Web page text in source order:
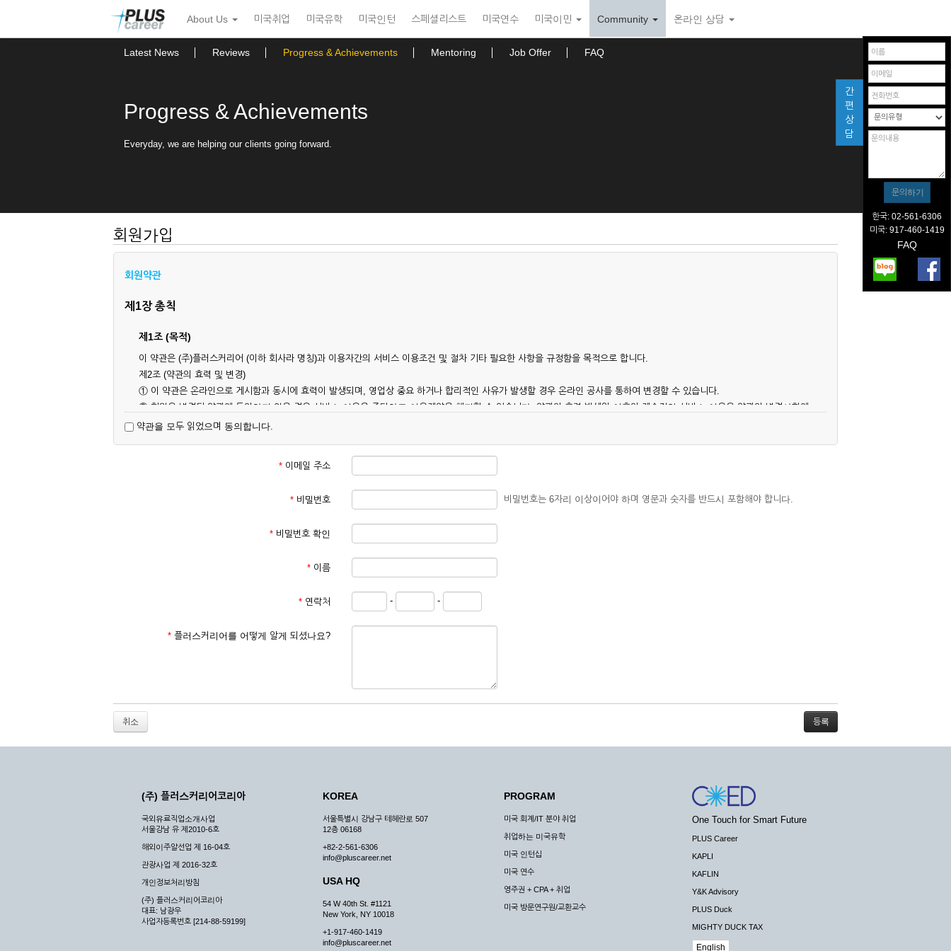
뉴
토
About Us 미국취업 미국유학 미국인턴 스페셜리스트 미국연수 미국이민 Community 온라인 상담
Latest News Reviews Progress & Achievements Mentoring Job Offer FAQ
Progress & Achievements
Everyday, we are helping our clients going forward.
회원가입
회원약관
제1장 총칙
제1조 (목적)
이 약관은 (주)플러스커리어 (이하 회사라 명칭)과 이용자간의 서비스 이용조건 및 절차 기타 필요한 사항을 규정함을 목적으로 합니다.
제2조 (약관의 효력 및 변경)
① 이 약관은 온라인으로 게시함과 동시에 효력이 발생되며, 영업상 중요 하거나 합리적인 사유가 발생할 경우 온라인 공사를 통하여 변경할 수 있습니다.
② 회원은 변경된 약관에 동의하지 않을 경우 서비스 이용을 중단하고 이용계약을 해지할 수 있습니다. 약관의 효력 발생일 이후의 계속적인 서비스 이용은 약관의 변경사항에
대해 동의한 것으로 간주됩니다.
제3조 (약관의 외 준칙)
이 약관에 명시되지 않은 사항은 회사의 공지, 이용안내 및 기타 관계법령의 규정에 따릅니다.
① 서비스 이용계약은 서비스 이용 희망자가 본 약관에 동의한 후 신청자의 실질 정보를 입력하여 회사에 신청하고 회사가 이를 심사, 승낙함으로써 성립하며, 회사는 신청자
② 회원가입시 입력한 ID는 변경할 수 없으며, 회원 1인당 한 개의 ID가 발급됩니다. 부득이한 경우로 인해 변경하고자 하는 경우에는 해당 아이디를 해지하고 재가입해야 합니
③ 회사는 아래의 각 호에 해당하는 이용자에 대하여는 가입을 거절하거나 취소할 수 있으며, 실명으로 등록하지 않은 자의 일체의 권리를 제한할 수 있습니다.
2. 개인정보를 허위로 기재하여 신청할 경우
8. 기타 회사가 정한 제반 사항을 위반하며 신청하는 경우
② 시스템 점검, 교체 및 고장, 기술적인 이유, 국가비상사태, 정전, 서비스 설비의 장애, 서비스 이용의 폭주 등의 정상적인 서비스가 불가능할 경우 회사는 사전 공지나 예고 없
③ 기타 회사는 서비스를 제공할 수 없는 합당한 사유가 발생한 경우
④ 회사는 제 2항 및 제 3항의 사유로 서비스의 제공이 일시적으로 중지됨으로 인해 이용자 또는 제 3자가 입은 손해에 대하여 배상하지 않습니다.
제3장 권리 및 의무
제6조 (회사의 의무)
① 회사는 특별한 사정이 없는 한 이용자가 신청한 후 즉시 서비스를 이용할 수 있도록 하고 계속적, 안정적으로 서비스를 제공할 수 있도록 최선의 노력을 다하여야 합니다.
② 회사는 이용자의 개인 신상 정보를 본인의 승낙 없이 타인에게 누설, 배포하여서는 안됩니다. 다만, 관계법령에 의하여 국가기관 등의 합법적인 요구가 있는 경우에는 해당
약관을 모두 읽었으며 동의합니다.
* 이메일 주소
* 비밀번호 비밀번호는 6자리 이상이어야 하며 영문과 숫자를 반드시 포함해야 합니다.
* 비밀번호 확인
* 이름
* 연락처 - -
* 플러스커리어를 어떻게 알게 되셨나요?
취소
간
편
상
담
한국: 02-561-6306
미국: 917-460-1419
FAQ
(주) 플러스커리어코리아
국외유료직업소개사업
서울강남 유 제2010-6호
해외이주알선업 제 16-04호
관광사업 제 2016-32호
개인정보처리방침
(주) 플러스커리어코리아
대표: 남광우
사업자등록번호 [214-88-59199]
KOREA
서울특별시 강남구 테헤란로 507
12층 06168
+82-2-561-6306
info@pluscareer.net
USA HQ
54 W 40th St. #1121
New York, NY 10018
+1-917-460-1419
info@pluscareer.net
PROGRAM
미국 회계/IT 분야 취업
취업하는 미국유학
미국 인턴십
미국 연수
영주권 + CPA + 취업
미국 방문연구원/교환교수
One Touch for Smart Future
PLUS Career
KAPLI
KAFLIN
Y&K Advisory
PLUS Duck
MIGHTY DUCK TAX
English